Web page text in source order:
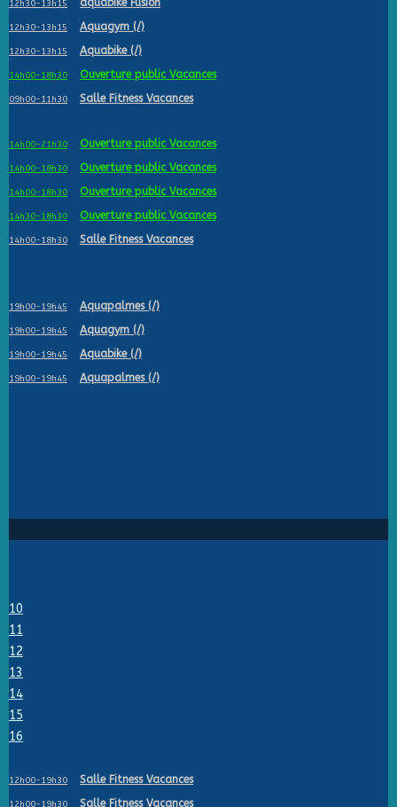
12h30-13h15 aquabike Fusion
12h30-13h15 Aquagym (/)
12h30-13h15 Aquabike (/)
14h00-18h30 Ouverture public Vacances
09h00-11h30 Salle Fitness Vacances
14h00-21h30 Ouverture public Vacances
14h00-18h30 Ouverture public Vacances
14h00-18h30 Ouverture public Vacances
14h30-18h30 Ouverture public Vacances
14h00-18h30 Salle Fitness Vacances
19h00-19h45 Aquapalmes (/)
19h00-19h45 Aquagym (/)
19h00-19h45 Aquabike (/)
19h00-19h45 Aquapalmes (/)
10
11
12
13
14
15
16
12h00-19h30 Salle Fitness Vacances
12h00-19h30 Salle Fitness Vacances